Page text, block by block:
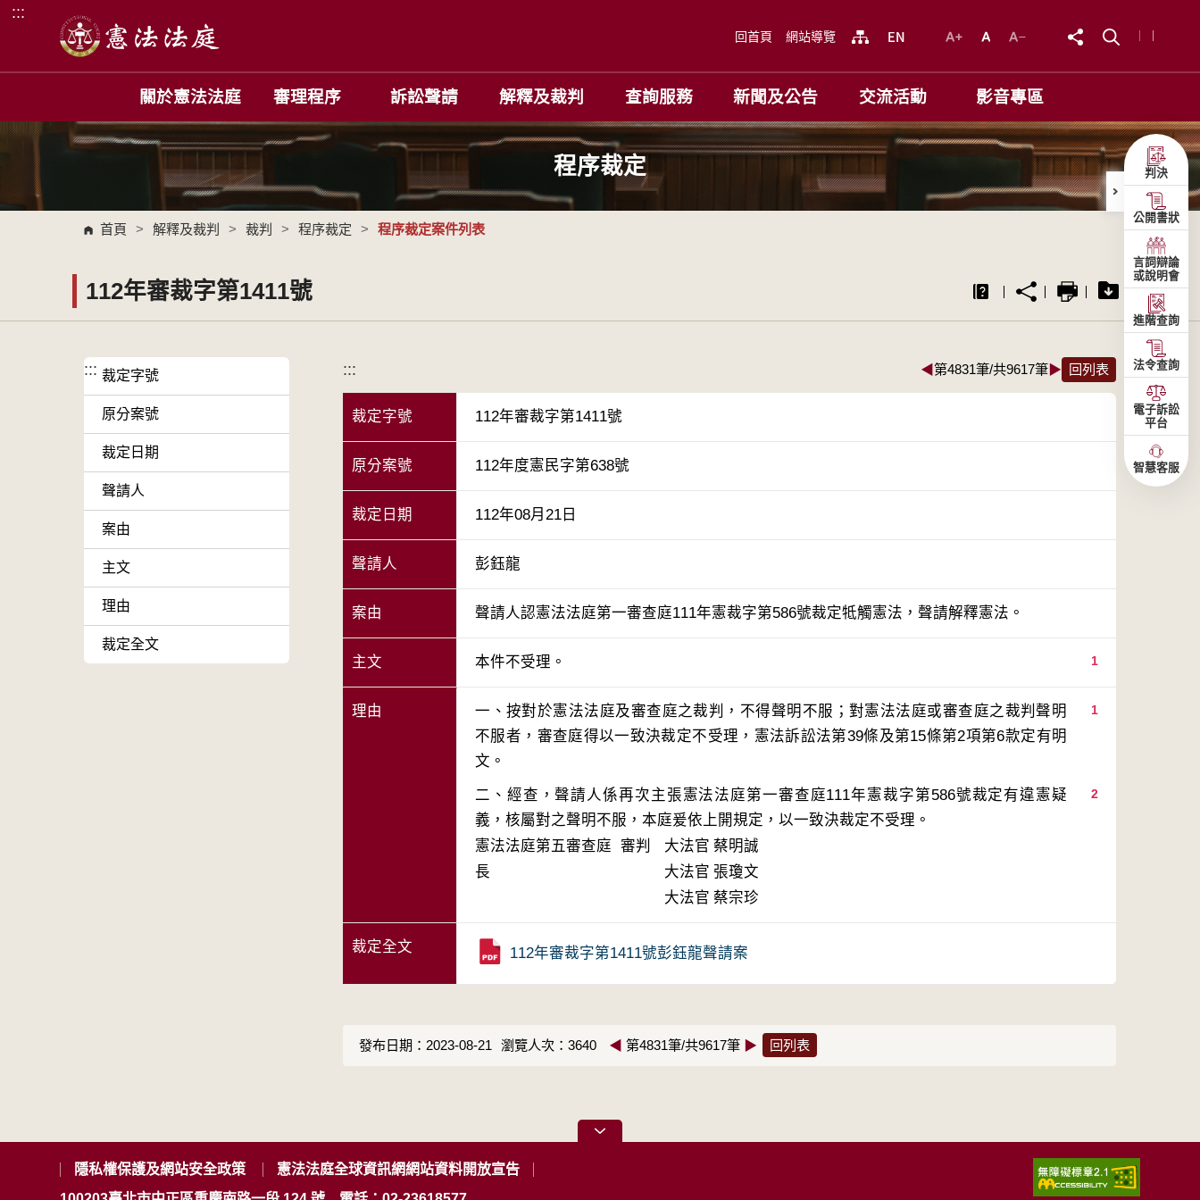
跳到主要內容區塊
:::
回首頁 網站導覽
關於憲法法庭 審理程序 訴訟聲請 解釋及裁判 查詢服務 新聞及公告 交流活動 影音專區
程序裁定
首頁 > 解釋及裁判 > 裁判 > 程序裁定 > 程序裁定案件列表
112年審裁字第1411號
::: 裁定字號
原分案號
裁定日期
聲請人
案由
主文
理由
裁定全文
::: ◀第4831筆/共9617筆▶ 回列表
裁定字號 112年審裁字第1411號
原分案號 112年度憲民字第638號
裁定日期 112年08月21日
聲請人 彭鈺龍
案由 聲請人認憲法法庭第一審查庭111年憲裁字第586號裁定牴觸憲法，聲請解釋憲法。
主文 1
本件不受理。
理由 1
一、按對於憲法法庭及審查庭之裁判，不得聲明不服；對憲法法庭或審查庭之裁判聲明
不服者，審查庭得以一致決裁定不受理，憲法訴訟法第39條及第15條第2項第6款定有明
2
二、經查，聲請人係再次主張憲法法庭第一審查庭111年憲裁字第586號裁定有違憲疑
義，核屬對之聲明不服，本庭爰依上開規定，以一致決裁定不受理。
憲法法庭第五審查庭 審判
長
大法官 蔡明誠
大法官 張瓊文
大法官 蔡宗珍
裁定全文 112年審裁字第1411號彭鈺龍聲請案
發布日期：2023-08-21 瀏覽人次：3640 ◀ 第4831筆/共9617筆 ▶ 回列表
隱私權保護及網站安全政策
憲法法庭全球資訊網網站資料開放宣告
判決
公開書狀
言詞辯論
或說明會
進階查詢
法令查詢
電子訴訟
平台
智慧客服